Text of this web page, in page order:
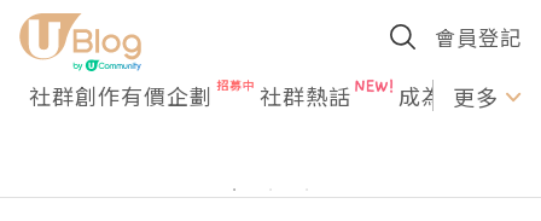
會員登記
社群創作有價企劃 社群熱話 成為U更多